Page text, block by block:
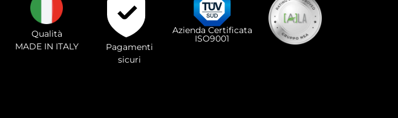
Qualità
MADE IN ITALY
Pagamenti
sicuri
Azienda Certificata
ISO9001